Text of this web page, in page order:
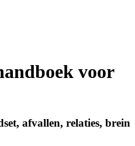
voor
afvallen, relaties, brein